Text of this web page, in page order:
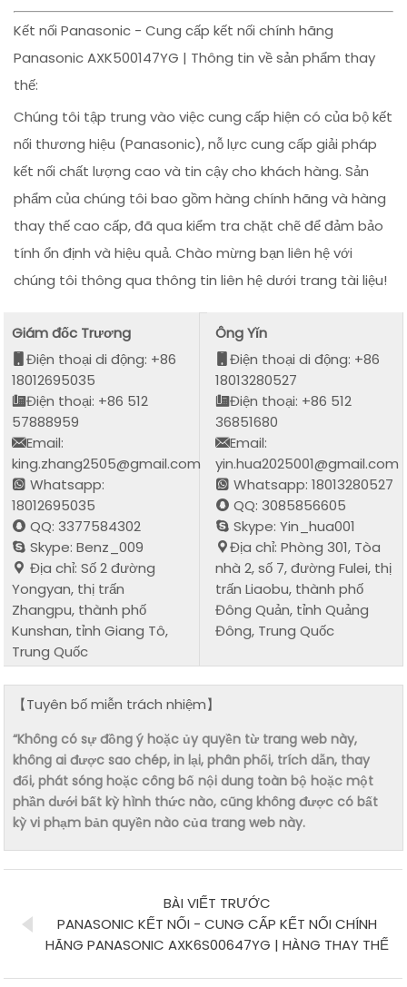
Kết nối Panasonic - Cung cấp kết nối chính hãng
Panasonic AXK500147YG | Thông tin về sản phẩm thay
thế:
Chúng tôi tập trung vào việc cung cấp hiện có của bộ kết
nối thương hiệu (Panasonic), nỗ lực cung cấp giải pháp
kết nối chất lượng cao và tin cậy cho khách hàng. Sản
phẩm của chúng tôi bao gồm hàng chính hãng và hàng
thay thế cao cấp, đã qua kiểm tra chặt chẽ để đảm bảo
tính ổn định và hiệu quả. Chào mừng bạn liên hệ với
chúng tôi thông qua thông tin liên hệ dưới trang tài liệu!
Giám đốc Trương
Điện thoại di động: +86
18012695035
Điện thoại: +86 512
57888959
Email:
king.zhang2505@gmail.com
Whatsapp:
18012695035
QQ: 3377584302
Skype: Benz_009
Địa chỉ: Số 2 đường
Yongyan, thị trấn
Zhangpu, thành phố
Kunshan, tỉnh Giang Tô,
Trung Quốc
Ông Yǐn
Điện thoại di động: +86
18013280527
Điện thoại: +86 512
36851680
Email:
yin.hua2025001@gmail.com
Whatsapp: 18013280527
QQ: 3085856605
Skype: Yin_hua001
Địa chỉ: Phòng 301, Tòa
nhà 2, số 7, đường Fulei, thị
trấn Liaobu, thành phố
Đông Quản, tỉnh Quảng
Đông, Trung Quốc
【Tuyên bố miễn trách nhiệm】
“Không có sự đồng ý hoặc ủy quyền từ trang web này,
không ai được sao chép, in lại, phân phối, trích dẫn, thay
đổi, phát sóng hoặc công bố nội dung toàn bộ hoặc một
phần dưới bất kỳ hình thức nào, cũng không được có bất
kỳ vi phạm bản quyền nào của trang web này.
BÀI VIẾT TRƯỚC
PANASONIC KẾT NỐI - CUNG CẤP KẾT NỐI CHÍNH
HÃNG PANASONIC AXK6S00647YG | HÀNG THAY THẾ